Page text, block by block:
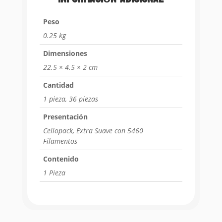
Peso
0.25 kg
Dimensiones
22.5 × 4.5 × 2 cm
Cantidad
1 pieza, 36 piezas
Presentación
Cellopack, Extra Suave con 5460
Filamentos
Contenido
1 Pieza